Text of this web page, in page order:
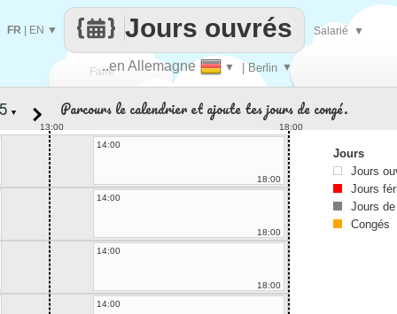
Faire..en Allemagne ▼ | Berlin ▼
Jours ouvrés
FR EN ▼ Salarié ▼
▼ Parcours le calendrier et ajoute tes jours de congé.
13:00
18:00
14:00
18:00
14:00
18:00
14:00
18:00
14:00
Jours
Jours
Jours
Jours
Congés